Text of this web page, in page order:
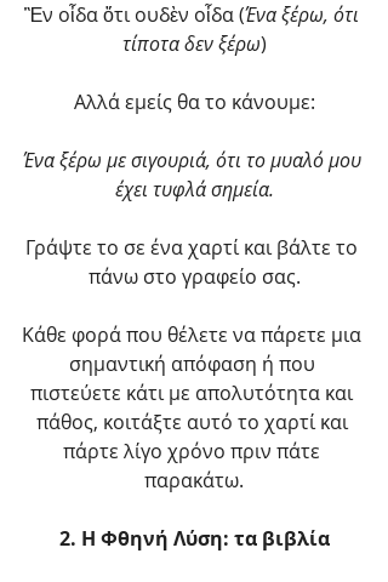
Ἓν οἶδα ὅτι ουδὲν οἶδα (Ένα ξέρω, ότι
τίποτα δεν ξέρω)
Αλλά εμείς θα το κάνουμε:
Ένα ξέρω με σιγουριά, ότι το μυαλό μου
έχει τυφλά σημεία.
Γράψτε το σε ένα χαρτί και βάλτε το
πάνω στο γραφείο σας.
Κάθε φορά που θέλετε να πάρετε μια
σημαντική απόφαση ή που
πιστεύετε κάτι με απολυτότητα και
πάθος, κοιτάξτε αυτό το χαρτί και
πάρτε λίγο χρόνο πριν πάτε
παρακάτω.
2. Η Φθηνή Λύση: τα βιβλία